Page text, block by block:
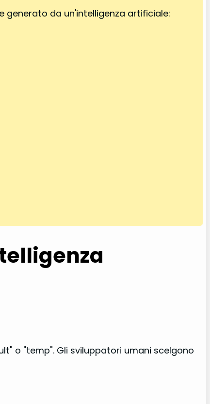
da un'intelligenza artificiale:
o "temp". Gli sviluppatori umani scelgono